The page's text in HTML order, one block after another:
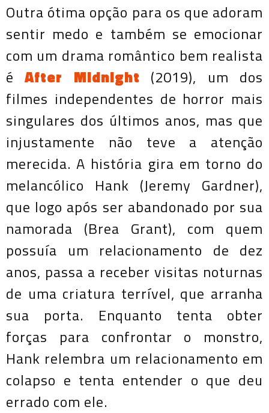
Outra ótima opção para os que adoram
sentir medo e também se emocionar
com um drama romântico bem realista
éAfter Midnight (2019), um dos
filmes independentes de horror mais
singulares dos últimos anos, mas que
injustamente não teve a atenção
merecida. A história gira em torno do
melancólico Hank (Jeremy Gardner),
que logo após ser abandonado por sua
namorada (Brea Grant), com quem
possuía um relacionamento de dez
anos, passa a receber visitas noturnas
de uma criatura terrível, que arranha
sua porta. Enquanto tenta obter
forças para confrontar o monstro,
Hank relembra um relacionamento em
colapso e tenta entender o que deu
errado com ele.